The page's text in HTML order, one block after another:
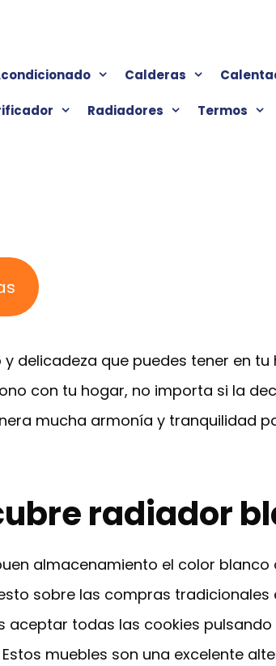
Calderas
Radiadores Termos
delicadeza que puedes tener en tu
con tu hogar, no importa si la
mucha armonía y tranquilidad
radiador
almacenamiento el color blanco
sobre las compras tradicionales
todas las cookies pulsando
muebles son una excelente